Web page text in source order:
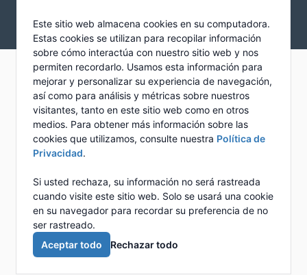
Este sitio web almacena cookies en su computadora.
Estas cookies se utilizan para recopilar información
sobre cómo interactúa con nuestro sitio web y nos
permiten recordarlo. Usamos esta información para
mejorar y personalizar su experiencia de navegación,
así como para análisis y métricas sobre nuestros
visitantes, tanto en este sitio web como en otros
medios. Para obtener más información sobre las
cookies que utilizamos, consulte nuestra Política de
Privacidad.
Si usted rechaza, su información no será rastreada
cuando visite este sitio web. Solo se usará una cookie
en su navegador para recordar su preferencia de no
ser rastreado.
Aceptar todo
Rechazar todo
Newcalgon
Open
Diseño, construcción,
operación y
mantenimiento de
plantas de tratamiento
de agua, sin capex
Soluciones integrales para el tratamiento de
aguas residuales e industriales con tecnología